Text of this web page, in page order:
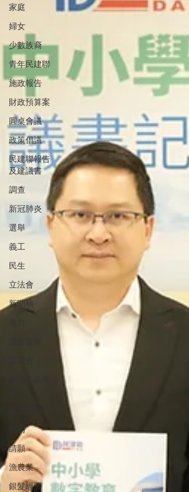
家庭
婦女
少數族裔
青年民建聯
施政報告
財政預算案
圓桌會議
政策倡議
民建聯報告
及建議書
調查
新冠肺炎
選舉
義工
民生
立法會
新聞稿
聲明
請願
漁農業
銀髮經濟